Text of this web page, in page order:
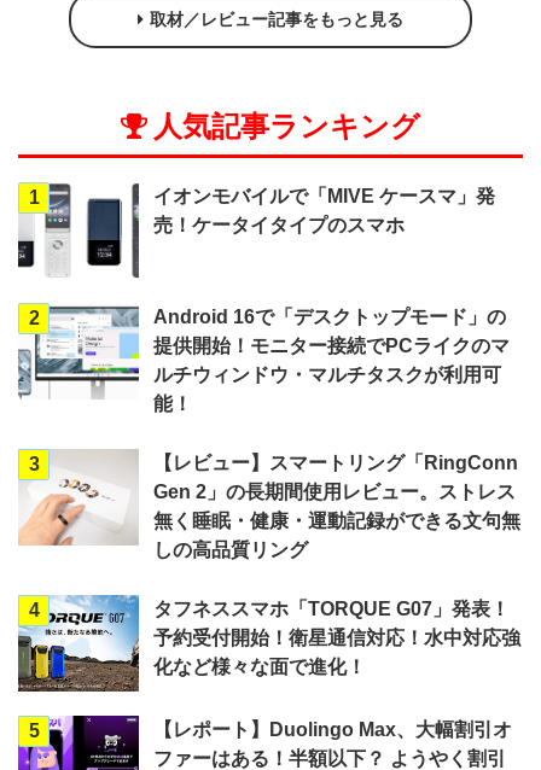
取材／レビュー記事をもっと見る
人気記事ランキング
1
イオンモバイルで「MIVE ケースマ」発
売！ケータイタイプのスマホ
2
Android 16で「デスクトップモード」の
提供開始！モニター接続でPCライクのマ
ルチウィンドウ・マルチタスクが利用可
能！
3
【レビュー】スマートリング「RingConn
Gen 2」の長期間使用レビュー。ストレス
無く睡眠・健康・運動記録ができる文句無
しの高品質リング
4
タフネススマホ「TORQUE G07」発表！
予約受付開始！衛星通信対応！水中対応強
化など様々な面で進化！
5
【レポート】Duolingo Max、大幅割引オ
ファーはある！半額以下？ ようやく割引